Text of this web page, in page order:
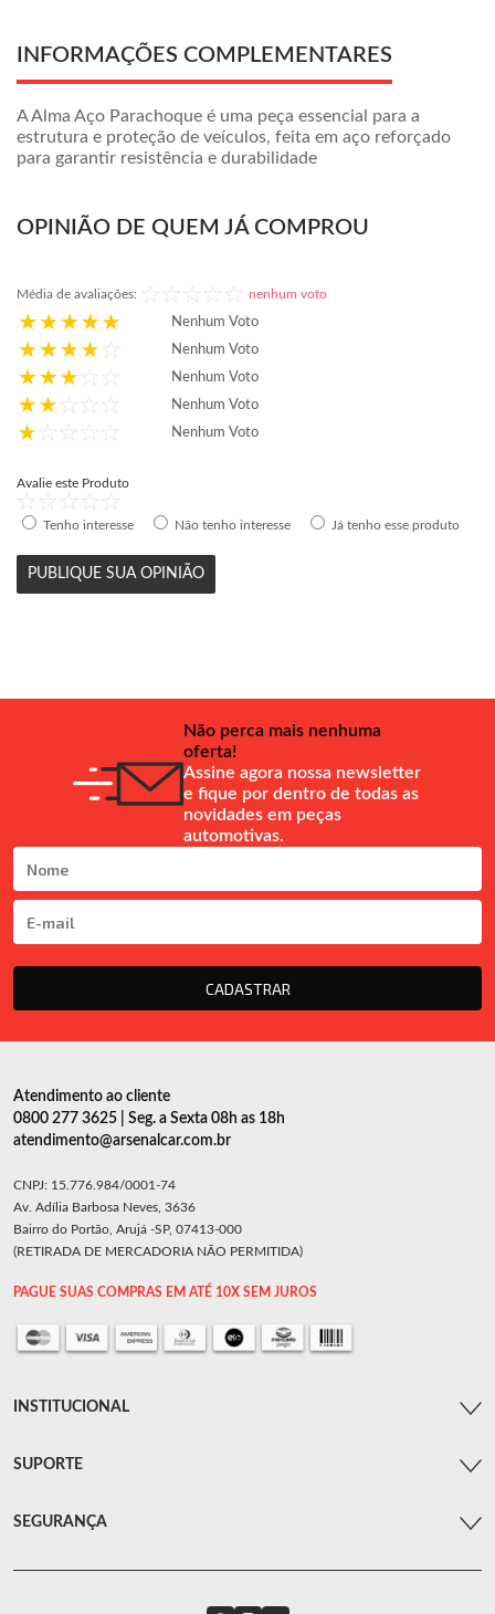
INFORMAÇÕES COMPLEMENTARES
A Alma Aço Parachoque é uma peça essencial para a
estrutura e proteção de veículos, feita em aço reforçado
para garantir resistência e durabilidade
OPINIÃO DE QUEM JÁ COMPROU
Média de avaliações: nenhum voto
Nenhum Voto
Nenhum Voto
Nenhum Voto
Nenhum Voto
Nenhum Voto
Avalie este Produto
Tenho interesse Não tenho interesse Já tenho esse produto
PUBLIQUE SUA OPINIÃO
Não perca mais nenhuma
oferta!
Assine agora nossa newsletter
e fique por dentro de todas as
novidades em peças
automotivas.
CADASTRAR
Atendimento ao cliente
0800 277 3625 | Seg. a Sexta 08h as 18h
atendimento@arsenalcar.com.br
CNPJ: 15.776.984/0001-74
Av. Adília Barbosa Neves, 3636
Bairro do Portão, Arujá -SP, 07413-000
(RETIRADA DE MERCADORIA NÃO PERMITIDA)
PAGUE SUAS COMPRAS EM ATÉ 10X SEM JUROS
INSTITUCIONAL
SUPORTE
SEGURANÇA